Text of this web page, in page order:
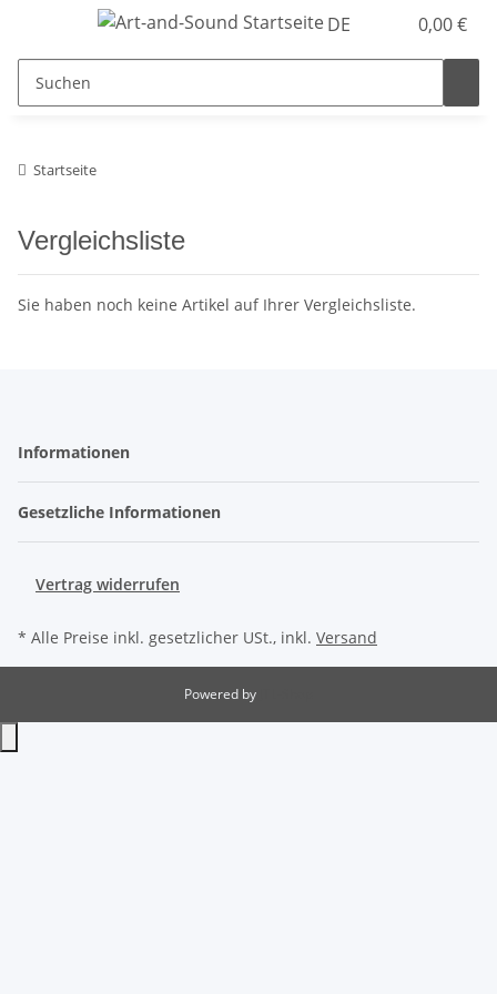
DE 0,00 €
Startseite
Vergleichsliste
Sie haben noch keine Artikel auf Ihrer Vergleichsliste.
Informationen
Gesetzliche Informationen
Vertrag widerrufen
* Alle Preise inkl. gesetzlicher USt., inkl. Versand
Powered by